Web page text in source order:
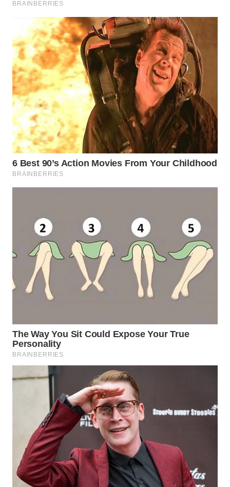
WN
PURWAKARTA
WN
PRIANGAN
TIMUR
WN
SEMARANG
WN
SOLO
WN
MADURA
WN
SURABAYA
NATUNA
WN
MANDALIKA
WN
LIKUPANG
WN
LABUANBAJO